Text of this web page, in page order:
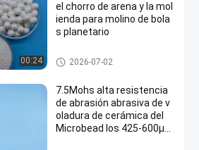
00:24
el chorro de arena y la mol
ienda para molino de bola
s planetario
Bola del silicato de circonio
2026-07-02
7.5Mohs alta resistencia
de abrasión abrasiva de v
oladura de cerámica del
Microbead los 425-600μ